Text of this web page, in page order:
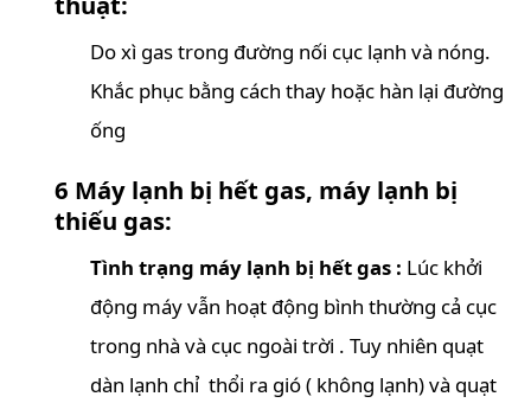
Do xì gas trong đường nối cục lạnh và nóng.
Khắc phục bằng cách thay hoặc hàn lại đường
ống
6 Máy lạnh bị hết gas, máy lạnh bị
thiếu gas:
Tình trạng máy lạnh bị hết gas : Lúc khởi
động máy vẫn hoạt động bình thường cả cục
trong nhà và cục ngoài trời . Tuy nhiên quạt
dàn lạnh chỉ thổi ra gió ( không lạnh) và quạt